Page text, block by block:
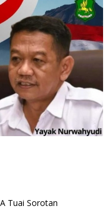
Tuai Sorotan